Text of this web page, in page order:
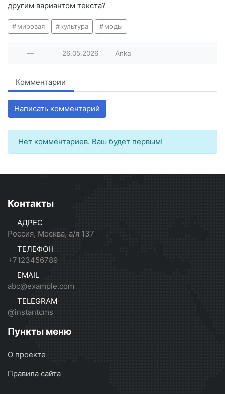
другим вариантом текста?
мировая культура моды
— 26.05.2026 Anka
Комментарии
Написать комментарий
Нет комментариев. Ваш будет первым!
Контакты
АДРЕС
Россия, Москва, а/я 137
ТЕЛЕФОН
+7123456789
EMAIL
abc@example.com
TELEGRAM
@instantcms
Пункты меню
О проекте
Правила сайта